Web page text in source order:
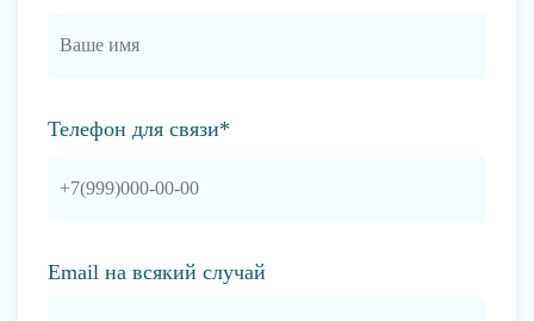
Телефон для связи*
Email на всякий случай